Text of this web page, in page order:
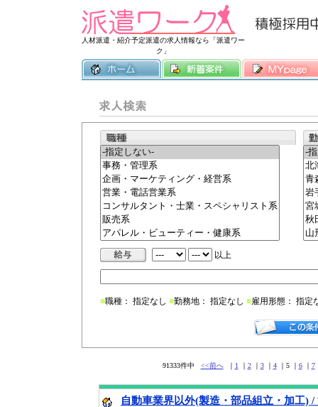
人材派遣・紹介予定派遣の求人情報なら「派遣ワー
ク」
常時3500件以
以上
■職種： 指定なし ■勤務地： 指定なし ■雇用形態： 指定
91333件中 <<前へ｜ 1 ｜ 2｜ 3｜ 4｜5 ｜ 6｜ 7
自動車業界以外(製造・部品組立・加工) /